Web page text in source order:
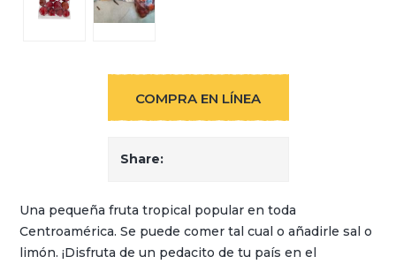
Una pequeña fruta tropical popular en toda
Centroamérica. Se puede comer tal cual o añadirle sal o
limón. ¡Disfruta de un pedacito de tu país en el
COMPRA EN LÍNEA
Share: